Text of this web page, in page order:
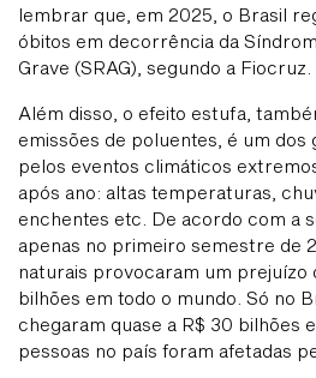
lembrar que, em 2025, o Brasil
óbitos em decorrência da
Grave (SRAG), segundo a Fiocruz.
Além disso, o efeito estufa,
emissões de poluentes, é um dos
pelos eventos climáticos
após ano: altas temperaturas,
enchentes etc. De acordo com a
apenas no primeiro semestre de
naturais provocaram um prejuízo
bilhões em todo o mundo. Só no
chegaram quase a R$ 30 bilhões
pessoas no país foram afetadas